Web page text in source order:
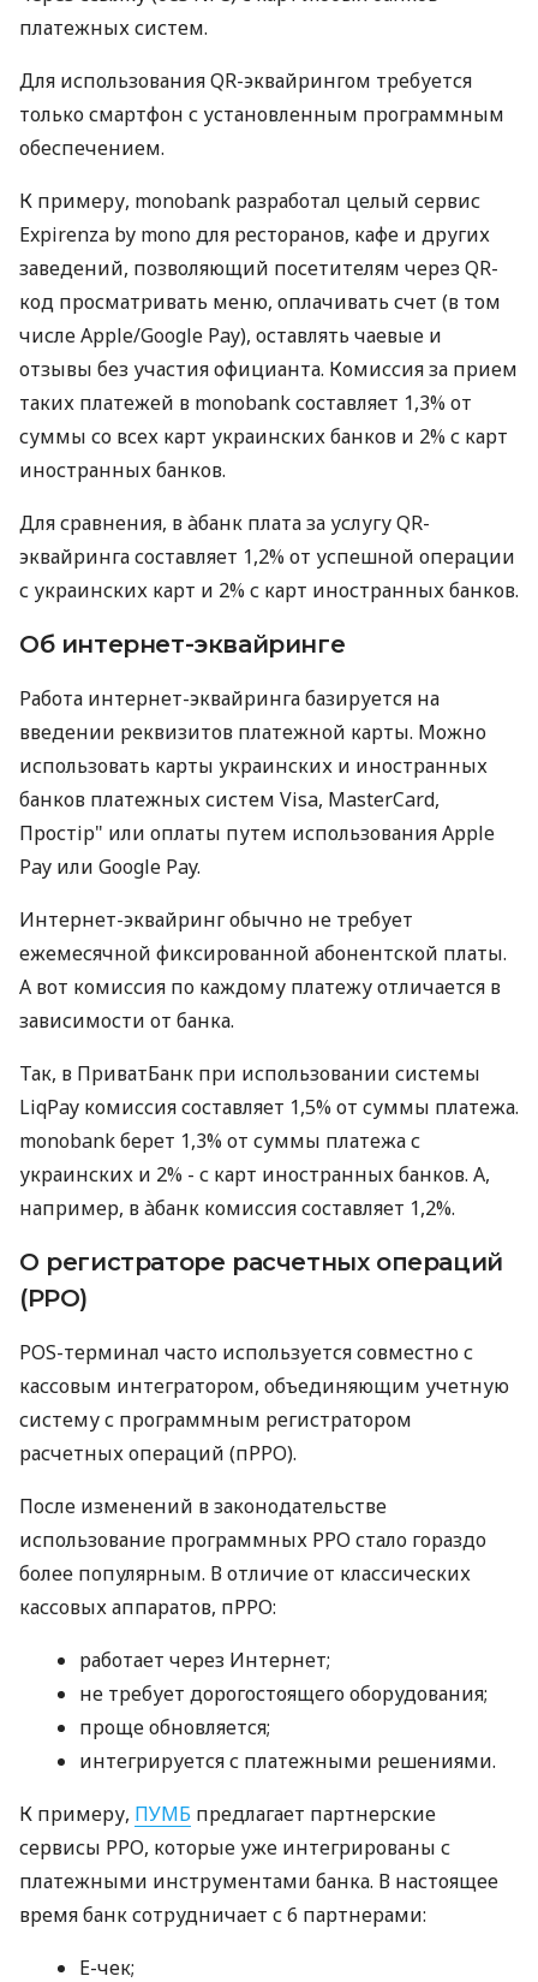
платежных систем.
Для использования QR-эквайрингом требуется
только смартфон с установленным программным
обеспечением.
К примеру, monobank разработал целый сервис
Expirenza by mono для ресторанов, кафе и других
заведений, позволяющий посетителям через QR-
код просматривать меню, оплачивать счет (в том
числе Apple/Google Pay), оставлять чаевые и
отзывы без участия официанта. Комиссия за прием
таких платежей в monobank составляет 1,3% от
суммы со всех карт украинских банков и 2% с карт
иностранных банков.
Для сравнения, в àбанк плата за услугу QR-
эквайринга составляет 1,2% от успешной операции
с украинских карт и 2% с карт иностранных банков.
Об интернет-эквайринге
Работа интернет-эквайринга базируется на
введении реквизитов платежной карты. Можно
использовать карты украинских и иностранных
банков платежных систем Visa, MasterCard,
Простір" или оплаты путем использования Apple
Pay или Google Pay.
Интернет-эквайринг обычно не требует
ежемесячной фиксированной абонентской платы.
А вот комиссия по каждому платежу отличается в
зависимости от банка.
Так, в ПриватБанк при использовании системы
LiqPay комиссия составляет 1,5% от суммы платежа.
monobank берет 1,3% от суммы платежа с
украинских и 2% - с карт иностранных банков. А,
например, в àбанк комиссия составляет 1,2%.
О регистраторе расчетных операций
(РРО)
POS-терминал часто используется совместно с
кассовым интегратором, объединяющим учетную
систему с программным регистратором
расчетных операций (пРРО).
После изменений в законодательстве
использование программных РРО стало гораздо
более популярным. В отличие от классических
кассовых аппаратов, пРРО:
работает через Интернет;
не требует дорогостоящего оборудования;
проще обновляется;
интегрируется с платежными решениями.
К примеру, ПУМБ предлагает партнерские
сервисы РРО, которые уже интегрированы с
платежными инструментами банка. В настоящее
время банк сотрудничает с 6 партнерами:
E-чек;